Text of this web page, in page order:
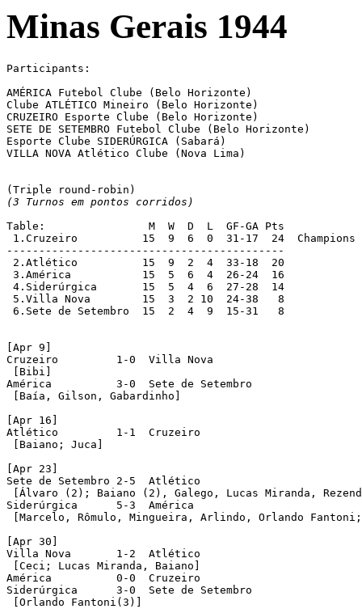
Minas Gerais 1944
Participants:
AMÉRICA Futebol Clube (Belo Horizonte)
Clube ATLÉTICO Mineiro (Belo Horizonte)
CRUZEIRO Esporte Clube (Belo Horizonte)
SETE DE SETEMBRO Futebol Clube (Belo Horizonte)
Esporte Clube SIDERÚRGICA (Sabará)
VILLA NOVA Atlético Clube (Nova Lima)
(3 Turnos em pontos corridos)
Table:                M  W  D  L  GF-GA Pts
1.Cruzeiro	     15  9  6  0  31-17  24  Champions
-------------------------------------------
2.Atlético	     15  9  2  4  33-18  20
3.América	     15  5  6  4  26-24  16
4.Siderúrgica	     15  5  4  6  27-28  14
5.Villa Nova	     15  3  2 10  24-38   8
6.Sete de Setembro  15  2  4  9  15-31   8
[Apr 9]
Cruzeiro	 1-0  Villa Nova
[Bibi]
América		 3-0  Sete de Setembro
[Baía, Gilson, Gabardinho]
[Apr 16]
Atlético	 1-1  Cruzeiro
[Baiano; Juca]
[Apr 23]
Sete de Setembro 2-5  Atlético
[Álvaro (2); Baiano (2), Galego, Lucas Miranda,
Siderúrgica	 5-3  América
[Marcelo, Rômulo, Mingueira, Arlindo, Orlando
[Apr 30]
Villa Nova	 1-2  Atlético
[Ceci; Lucas Miranda, Baiano]
América		 0-0  Cruzeiro
Siderúrgica	 3-0  Sete de Setembro
[Orlando Fantoni(3)]